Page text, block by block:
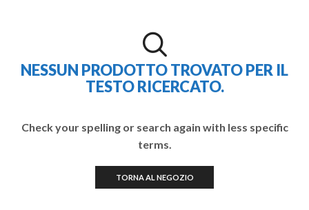
NESSUN PRODOTTO TROVATO PER IL
TESTO RICERCATO.
Check your spelling or search again with less specific
terms.
TORNA AL NEGOZIO